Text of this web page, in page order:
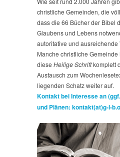
christliche Gemeinden, die
dass die 66 Bücher der Bibel
Glaubens und Lebens
autoritative und ausreichende
Manche christliche
diese Heilige Schriftkomplett
Austausch zum
liegenden Schatz weiter auf.
Kontakt bei Interesse an
und Plänen: kontakt(at)g-l-